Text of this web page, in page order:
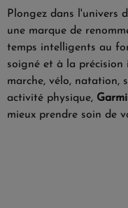
Plongez dans l'univers
une marque de
temps intelligents au
soigné et à la précision
marche, vélo, natation,
activité physique,
mieux prendre soin de